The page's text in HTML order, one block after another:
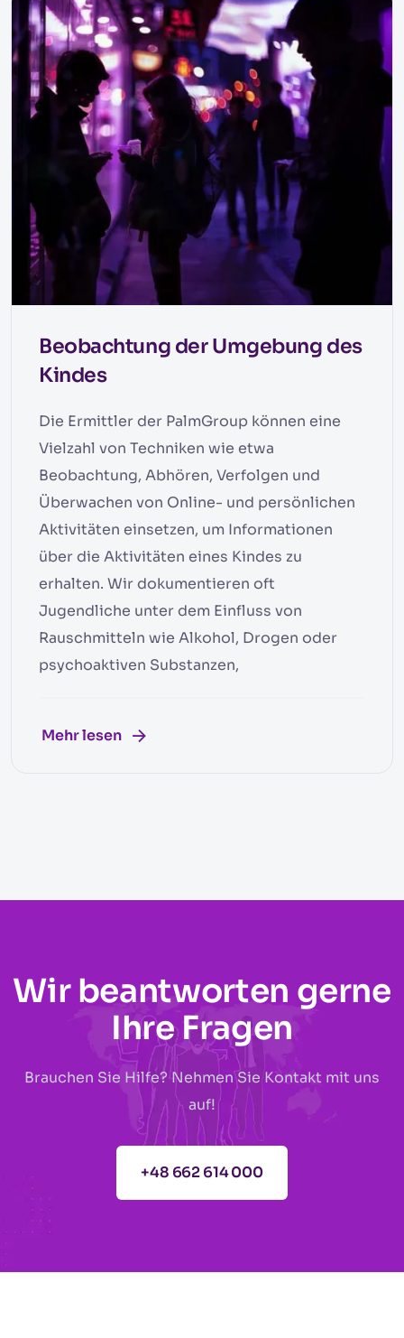
Beobachtung der Umgebung des
Kindes
Die Ermittler der PalmGroup können eine
Vielzahl von Techniken wie etwa
Beobachtung, Abhören, Verfolgen und
Überwachen von Online- und persönlichen
Aktivitäten einsetzen, um Informationen
über die Aktivitäten eines Kindes zu
erhalten. Wir dokumentieren oft
Jugendliche unter dem Einfluss von
Rauschmitteln wie Alkohol, Drogen oder
psychoaktiven Substanzen,
Mehr lesen
Wir beantworten gerne
Ihre Fragen
Brauchen Sie Hilfe? Nehmen Sie Kontakt mit uns
auf!
+48 662 614 000